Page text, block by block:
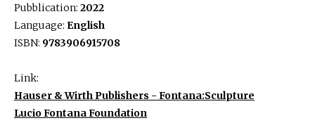
Pubblication: 2022
Language: English
ISBN: 9783906915708
Link:
Hauser & Wirth Publishers - Fontana:Sculpture
Lucio Fontana Foundation